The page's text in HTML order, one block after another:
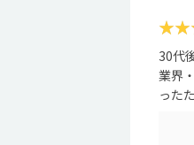
30代
業界
った